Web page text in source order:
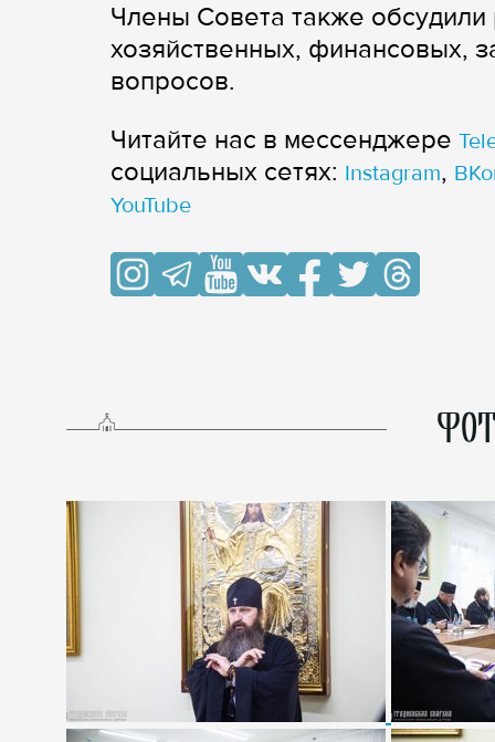
Члены Совета также
хозяйственных, финансовых,
вопросов.
Читайте нас в мессенджере
cоциальных сетях: Instagram,
YouTube